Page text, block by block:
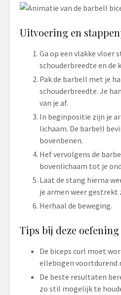
Uitvoering en
Ga op een vlakke vloer
schouderbreedte en de
Pak de barbell met je
schouderbreedte. Je
van je af.
In beginpositie zijn je
lichaam. De barbell
bovenbenen.
Hef vervolgens de
bovenlichaam tot je
Laat de stang hierna
je armen weer gestrekt
Herhaal de beweging.
Tips bij deze oefening
De biceps curl moet
ellebogen voortdurend
De beste resultaten
zo stil mogelijk te